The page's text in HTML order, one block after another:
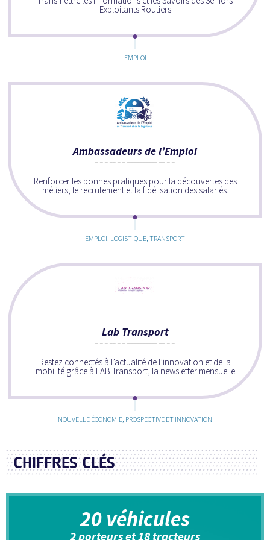
Exploitants Routiers
EMPLOI
Ambassadeurs de l’Emploi
Renforcer les bonnes pratiques pour la découvertes des
métiers, le recrutement et la fidélisation des salariés.
EMPLOI, LOGISTIQUE, TRANSPORT
Lab Transport
Restez connectés à l’actualité de l’innovation et de la
mobilité grâce à LAB Transport, la newsletter mensuelle
NOUVELLE ÉCONOMIE, PROSPECTIVE ET INNOVATION
CHIFFRES CLÉS
20 véhicules
2 porteurs et 18 tracteurs